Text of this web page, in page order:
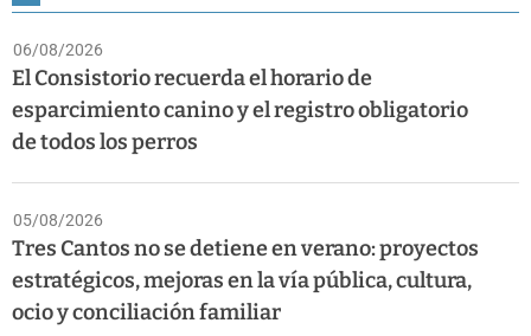
06/08/2026
El Consistorio recuerda el horario de
esparcimiento canino y el registro obligatorio
de todos los perros
05/08/2026
Tres Cantos no se detiene en verano: proyectos
estratégicos, mejoras en la vía pública, cultura,
ocio y conciliación familiar